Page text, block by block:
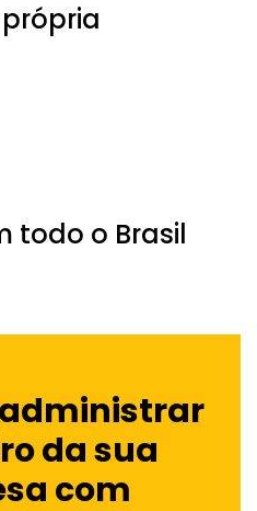
todo o Brasil
da sua
com